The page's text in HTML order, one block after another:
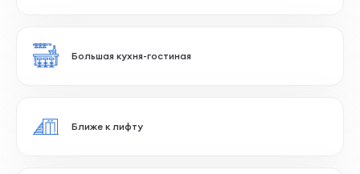
Предчистовая отделка